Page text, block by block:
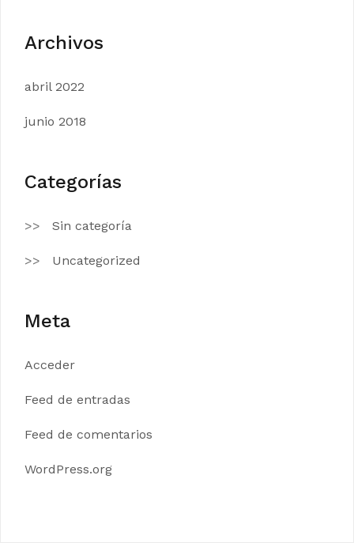
Archivos
abril 2022
junio 2018
Categorías
Sin categoría
Uncategorized
Meta
Acceder
Feed de entradas
Feed de comentarios
WordPress.org